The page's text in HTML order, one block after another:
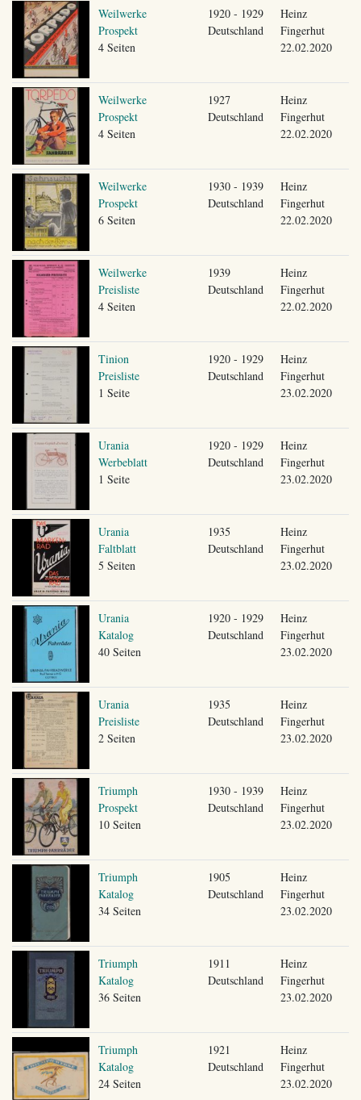
Weilwerke
Prospekt
4 Seiten
1920 - 1929
Deutschland
Heinz
Fingerhut
22.02.2020
Weilwerke
Prospekt
4 Seiten
1927
Deutschland
Heinz
Fingerhut
22.02.2020
Weilwerke
Prospekt
6 Seiten
1930 - 1939
Deutschland
Heinz
Fingerhut
22.02.2020
Weilwerke
Preisliste
4 Seiten
1939
Deutschland
Heinz
Fingerhut
22.02.2020
Tinion
Preisliste
1 Seite
1920 - 1929
Deutschland
Heinz
Fingerhut
23.02.2020
Urania
Werbeblatt
1 Seite
1920 - 1929
Deutschland
Heinz
Fingerhut
23.02.2020
Urania
Faltblatt
5 Seiten
1935
Deutschland
Heinz
Fingerhut
23.02.2020
Urania
Katalog
40 Seiten
1920 - 1929
Deutschland
Heinz
Fingerhut
23.02.2020
Urania
Preisliste
2 Seiten
1935
Deutschland
Heinz
Fingerhut
23.02.2020
Triumph
Prospekt
10 Seiten
1930 - 1939
Deutschland
Heinz
Fingerhut
23.02.2020
Triumph
Katalog
34 Seiten
1905
Deutschland
Heinz
Fingerhut
23.02.2020
Triumph
Katalog
36 Seiten
1911
Deutschland
Heinz
Fingerhut
23.02.2020
Triumph
Katalog
24 Seiten
1921
Deutschland
Heinz
Fingerhut
23.02.2020